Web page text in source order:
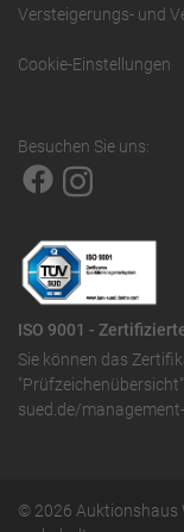
Versteigerungs- und
Cookie-Einstellungen
Besuchen Sie uns:
ISO 9001 -
Sie können das
sued.de/
© 2026 Auktionshaus